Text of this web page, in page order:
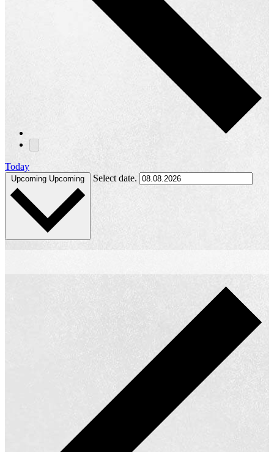
Today
Upcoming Upcoming Select date.